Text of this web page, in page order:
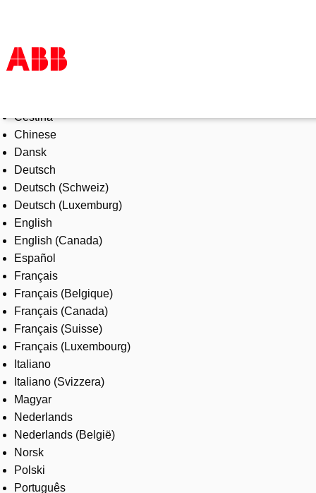
Products & Solutions
Industries
Services
About us
Where to buy
Contact us
Careers
Čeština
Chinese
Dansk
Deutsch
Deutsch (Schweiz)
Deutsch (Luxemburg)
English
English (Canada)
Español
Français
Français (Belgique)
Français (Canada)
Français (Suisse)
Français (Luxembourg)
Italiano
Italiano (Svizzera)
Magyar
Nederlands
Nederlands (België)
Norsk
Polski
Português